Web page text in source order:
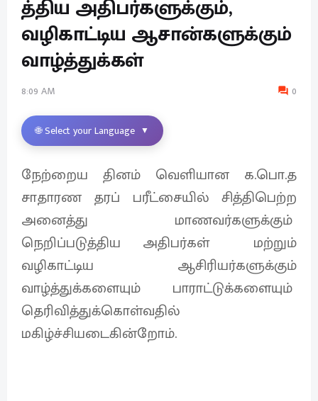
த்திய அதிபர்களுக்கும்,
வழிகாட்டிய ஆசான்களுக்கும்
வாழ்த்துக்கள்
8:09 AM 0
🌐 Select your Language ▼
நேற்றைய தினம் வெளியான க.பொ.த
சாதாரண தரப் பரீட்சையில் சித்திபெற்ற
அனைத்து மாணவர்களுக்கும்
நெறிப்படுத்திய அதிபர்கள் மற்றும்
வழிகாட்டிய ஆசிரியர்களுக்கும்
வாழ்த்துக்களையும் பாராட்டுக்களையும்
தெரிவித்துக்கொள்வதில்
மகிழ்ச்சியடைகின்றோம்.